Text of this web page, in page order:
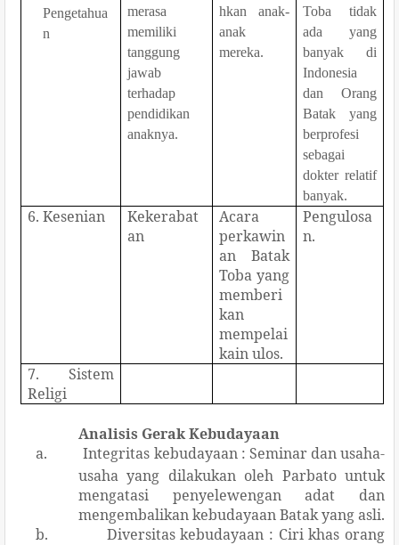
Pengetahua
n
merasa
memiliki
tanggung
jawab
terhadap
pendidikan
anaknya.
hkan anak-
anak
mereka.
Toba tidak
ada yang
banyak di
Indonesia
dan Orang
Batak yang
berprofesi
sebagai
dokter relatif
banyak.
6. Kesenian
Kekerabat
an
Acara
perkawin
an Batak
Toba yang
memberi
kan
mempelai
kain ulos.
Pengulosa
n.
7. Sistem
Religi
Analisis Gerak Kebudayaan
a.
Integritas kebudayaan : Seminar dan usaha-
usaha yang dilakukan oleh Parbato untuk
mengatasi penyelewengan adat dan
mengembalikan kebudayaan Batak yang asli.
b.
Diversitas kebudayaan : Ciri khas orang